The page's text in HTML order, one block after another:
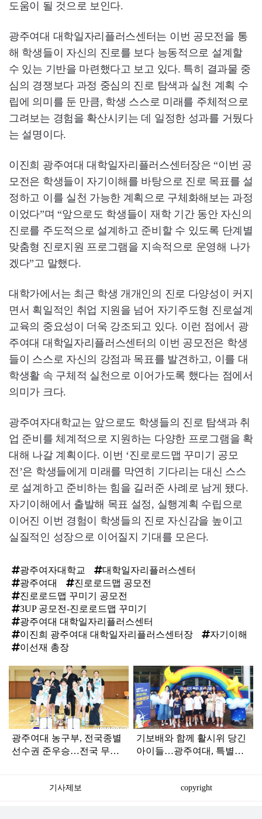
도움이 될 것으로 보인다.
광주여대 대학일자리플러스센터는 이번 공모전을 통
해 학생들이 자신의 진로를 보다 능동적으로 설계할
수 있는 기반을 마련했다고 보고 있다. 특히 결과물 중
심의 경쟁보다 과정 중심의 진로 탐색과 실천 계획 수
립에 의미를 둔 만큼, 학생 스스로 미래를 주체적으로
그려보는 경험을 확산시키는 데 일정한 성과를 거뒀다
는 설명이다.
이진희 광주여대 대학일자리플러스센터장은 “이번 공
모전은 학생들이 자기이해를 바탕으로 진로 목표를 설
정하고 이를 실천 가능한 계획으로 구체화해보는 과정
이었다”며 “앞으로도 학생들이 재학 기간 동안 자신의
진로를 주도적으로 설계하고 준비할 수 있도록 단계별
맞춤형 진로지원 프로그램을 지속적으로 운영해 나가
겠다”고 말했다.
대학가에서는 최근 학생 개개인의 진로 다양성이 커지
면서 획일적인 취업 지원을 넘어 자기주도형 진로설계
교육의 중요성이 더욱 강조되고 있다. 이런 점에서 광
주여대 대학일자리플러스센터의 이번 공모전은 학생
들이 스스로 자신의 강점과 목표를 발견하고, 이를 대
학생활 속 구체적 실천으로 이어가도록 했다는 점에서
의미가 크다.
광주여자대학교는 앞으로도 학생들의 진로 탐색과 취
업 준비를 체계적으로 지원하는 다양한 프로그램을 확
대해 나갈 계획이다. 이번 ‘진로로드맵 꾸미기 공모
전’은 학생들에게 미래를 막연히 기다리는 대신 스스
로 설계하고 준비하는 힘을 길러준 사례로 남게 됐다.
자기이해에서 출발해 목표 설정, 실행계획 수립으로
이어진 이번 경험이 학생들의 진로 자신감을 높이고
실질적인 성장으로 이어질지 기대를 모은다.
광주여자대학교
대학일자리플러스센터
광주여대
진로로드맵 공모전
진로로드맵 꾸미기 공모전
3UP 공모전-진로로드맵 꾸미기
광주여대 대학일자리플러스센터
이진희 광주여대 대학일자리플러스센터장
자기이해
이선재 총장
탑
라
광주여대 농구부, 전국종별
선수권 준우승…전국 무대
기보배와 함께 활시위 당긴
아이들…광주여대, 특별한
기사제보 copyright